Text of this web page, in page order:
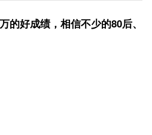
好成绩，相信不少的80后、